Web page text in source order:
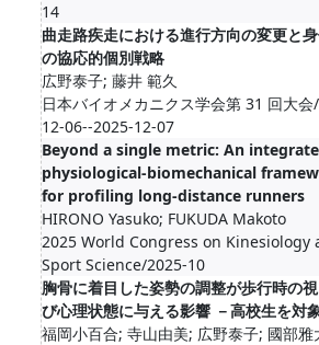
14
曲走路疾走における進行方向の変更と
の協応的個別戦略
広野泰子; 藤井 範久
日本バイオメカニクス学会第 31 回大
12-06--2025-12-07
Beyond a single metric: An
physiological-biomechanical
for profiling long-distance runners
HIRONO Yasuko; FUKUDA Makoto
2025 World Congress on Kinesiology
Sport Science/2025-10
胸骨に着目した姿勢の調整が歩行時の
び心理状態に与える影響 －高校生を対
福岡小百合; 寺山由美; 広野泰子; 國部雅